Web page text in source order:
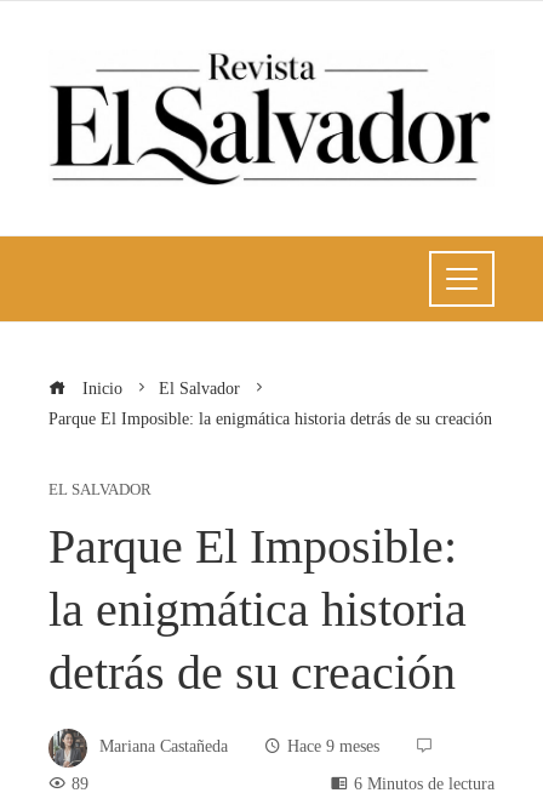
Inicio
El Salvador
Parque El Imposible: la enigmática historia detrás de su creación
EL SALVADOR
Parque El Imposible:
la enigmática historia
detrás de su creación
Mariana Castañeda
Hace 9 meses
89
6 Minutos de lectura